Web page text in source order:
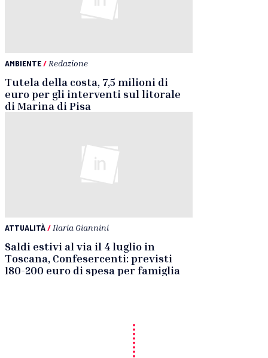
AMBIENTE/ Redazione
Tutela della costa, 7,5 milioni di
euro per gli interventi sul litorale
di Marina di Pisa
ATTUALITÀ/ Ilaria Giannini
Saldi estivi al via il 4 luglio in
Toscana, Confesercenti: previsti
180-200 euro di spesa per famiglia